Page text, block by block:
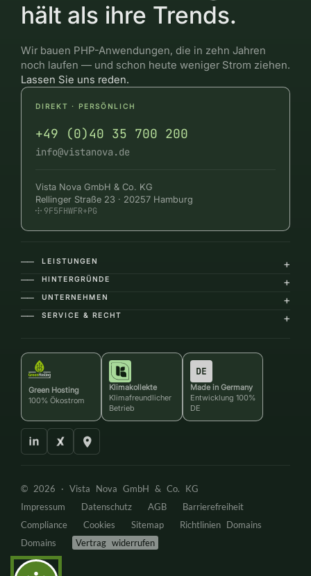
hält als ihre Trends.
Wir bauen PHP-Anwendungen, die in zehn Jahren
noch laufen — und schon heute weniger Strom ziehen.
Lassen Sie uns reden.
DIREKT · PERSÖNLICH
+49 (0)40 35 700 200
info@vistanova.de
Vista Nova GmbH & Co. KG
Rellinger Straße 23 · 20257 Hamburg
9F5FHWFR+PG
―― LEISTUNGEN +
―― HINTERGRÜNDE +
―― UNTERNEHMEN +
―― SERVICE & RECHT +
Green Hosting
100% Ökostrom
Klimakollekte
Klimafreundlicher
Betrieb
Made in Germany
Entwicklung 100%
DE
© 2026 · Vista Nova GmbH & Co. KG
Impressum
Datenschutz AGB
Barrierefreiheit
Compliance
Cookies Sitemap
Richtlinien Domains
Domains
Vertrag widerrufen